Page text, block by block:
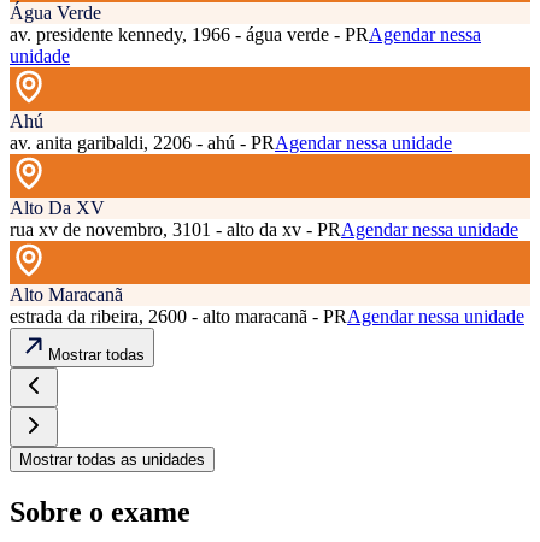
Água Verde
av. presidente kennedy, 1966 - água verde - PRAgendar nessa
unidade
Ahú
av. anita garibaldi, 2206 - ahú - PRAgendar nessa unidade
Alto Da XV
rua xv de novembro, 3101 - alto da xv - PRAgendar nessa unidade
Alto Maracanã
estrada da ribeira, 2600 - alto maracanã - PRAgendar nessa unidade
Mostrar todas
Mostrar todas as unidades
Sobre o exame